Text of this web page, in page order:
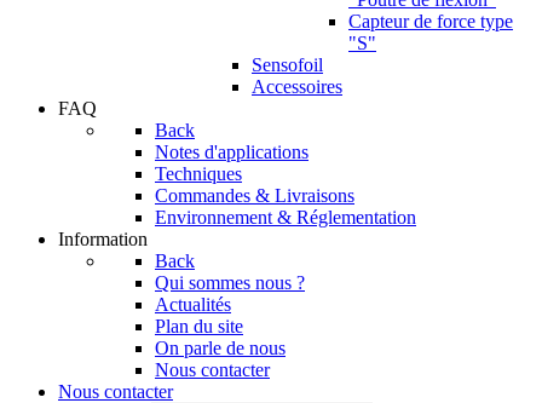
Capteur de force type
"S"
Sensofoil
Accessoires
FAQ
Back
Notes d'applications
Techniques
Commandes & Livraisons
Environnement & Réglementation
Information
Back
Qui sommes nous ?
Actualités
Plan du site
On parle de nous
Nous contacter
Nous contacter